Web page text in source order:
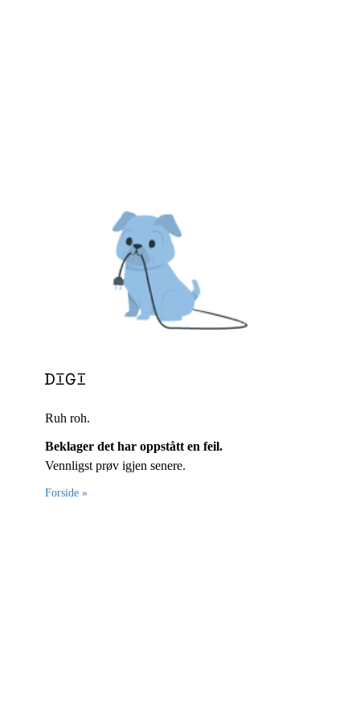
Ruh roh.
Beklager det har oppstått en feil.
Vennligst prøv igjen senere.
Forside »